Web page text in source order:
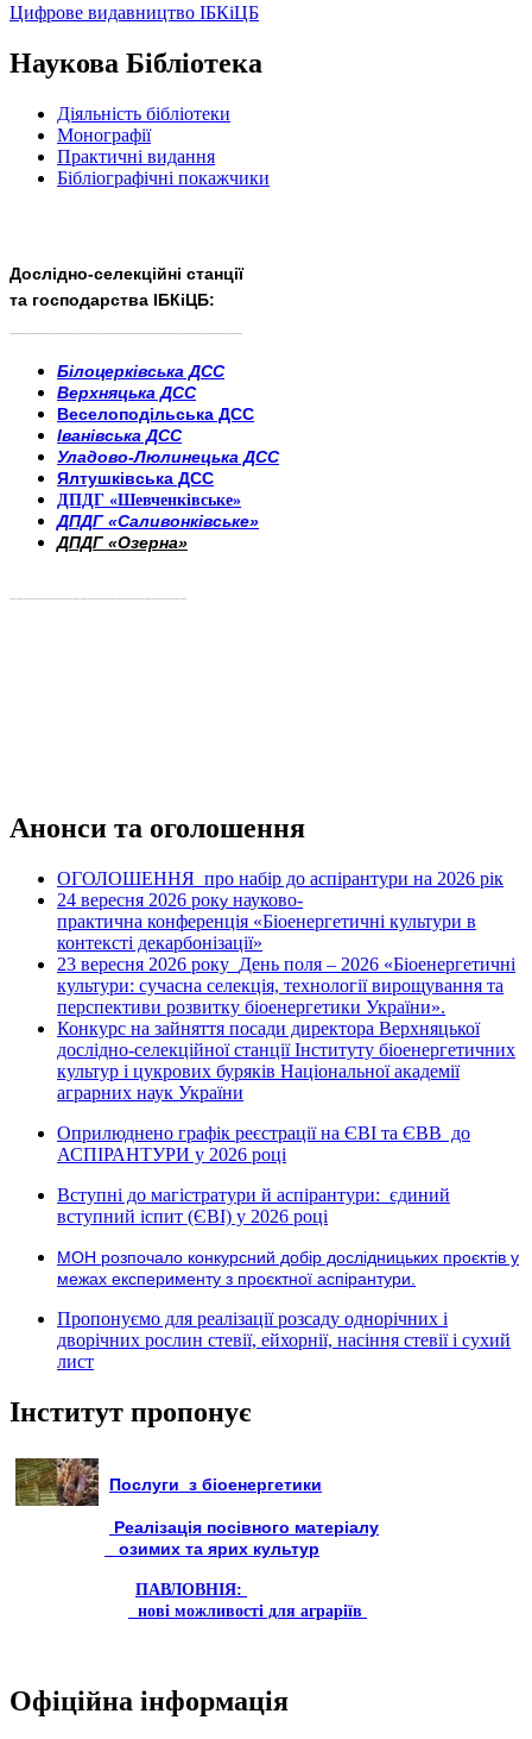
Цифрове видавництво ІБКіЦБ
Наукова Бібліотека
Діяльність бібліотеки
Монографії
Практичні видання
Бібліографічні покажчики
Дослідно-селекційні станції
та господарства ІБКіЦБ:
Білоцерківська ДСС
Верхняцька ДСС
Веселоподільська ДСС
Іванівська ДСС
Уладово-Люлинецька ДСС
Ялтушківська ДСС
ДПДГ «Шевченківське»
ДПДГ «Саливонківське»
ДПДГ «Озерна»
Анонси та оголошення
ОГОЛОШЕННЯ про набір до аспірантури на 2026 рік
24 вересня 2026 року науково-
практична конференція «Біоенергетичні культури в
контексті декарбонізації»
23 вересня 2026 року День поля – 2026 «Біоенергетичні
культури: сучасна селекція, технології вирощування та
перспективи розвитку біоенергетики України».
Конкурс на зайняття посади директора Верхняцької
дослідно-селекційної станції Інституту біоенергетичних
культур і цукрових буряків Національної академії
аграрних наук України
Оприлюднено графік реєстрації на ЄВІ та ЄВВ до
АСПІРАНТУРИ у 2026 році
Вступні до магістратури й аспірантури: єдиний
вступний іспит (ЄВІ) у 2026 році
МОН розпочало конкурсний добір дослідницьких проєктів у
межах експерименту з проєктної аспірантури.
Пропонуємо для реалізації розсаду однорічних і
дворічних рослин стевії, ейхорнії, насіння стевії і сухий
лист
Інститут пропонує
Послуги з біоенергетики
Реалізація посівного матеріалу
озимих та ярих культур
ПАВЛОВНІЯ:
нові можливості для аграріїв
Офіційна інформація